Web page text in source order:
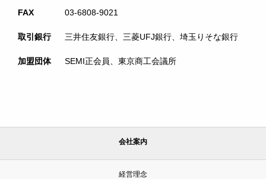
FAX 03-6808-9021
取引銀行 三井住友銀行、三菱UFJ銀行、埼玉りそな銀行
加盟団体 SEMI正会員、東京商工会議所
会社案内
経営理念